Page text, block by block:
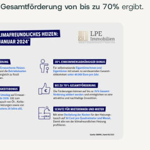
Gesamtförderung von bis zu 70% ergibt.